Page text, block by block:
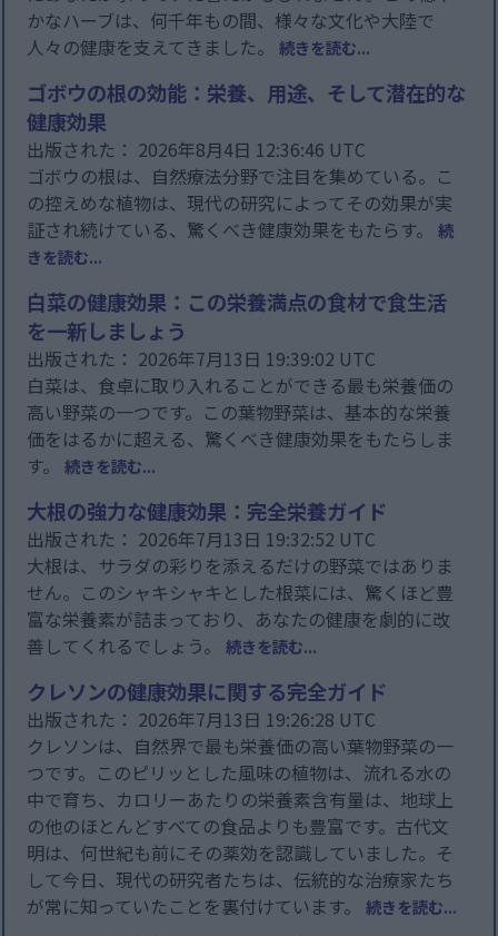
かなハーブは、何千年もの間、様々な文化や大陸で
人々の健康を支えてきました。続きを読む...
ゴボウの根の効能：栄養、用途、そして潜在的な
健康効果
出版された： 2026年8月4日 12:36:46 UTC
ゴボウの根は、自然療法分野で注目を集めている。こ
の控えめな植物は、現代の研究によってその効果が実
証され続けている、驚くべき健康効果をもたらす。続
きを読む...
白菜の健康効果：この栄養満点の食材で食生活
を一新しましょう
出版された： 2026年7月13日 19:39:02 UTC
白菜は、食卓に取り入れることができる最も栄養価の
高い野菜の一つです。この葉物野菜は、基本的な栄養
価をはるかに超える、驚くべき健康効果をもたらしま
す。続きを読む...
大根の強力な健康効果：完全栄養ガイド
出版された： 2026年7月13日 19:32:52 UTC
大根は、サラダの彩りを添えるだけの野菜ではありま
せん。このシャキシャキとした根菜には、驚くほど豊
富な栄養素が詰まっており、あなたの健康を劇的に改
善してくれるでしょう。続きを読む...
クレソンの健康効果に関する完全ガイド
出版された： 2026年7月13日 19:26:28 UTC
クレソンは、自然界で最も栄養価の高い葉物野菜の一
つです。このピリッとした風味の植物は、流れる水の
中で育ち、カロリーあたりの栄養素含有量は、地球上
の他のほとんどすべての食品よりも豊富です。古代文
明は、何世紀も前にその薬効を認識していました。そ
して今日、現代の研究者たちは、伝統的な治療家たち
が常に知っていたことを裏付けています。続きを読む...